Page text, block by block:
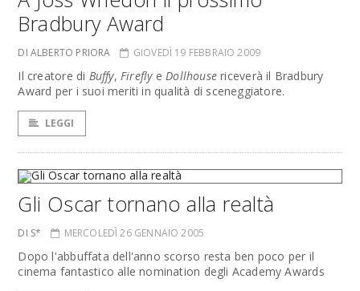
Bradbury Award
DI ALBERTO PRIORA GIOVEDÌ 19 FEBBRAIO 2009
Il creatore di Buffy,FireflyeDollhouse riceverà il Bradbury
Award per i suoi meriti in qualità di sceneggiatore.
LEGGI
Gli Oscar tornano alla realtà
DI S* MERCOLEDÌ 26 GENNAIO 2005
Dopo l'abbuffata dell'anno scorso resta ben poco per il
cinema fantastico alle nomination degli Academy Awards